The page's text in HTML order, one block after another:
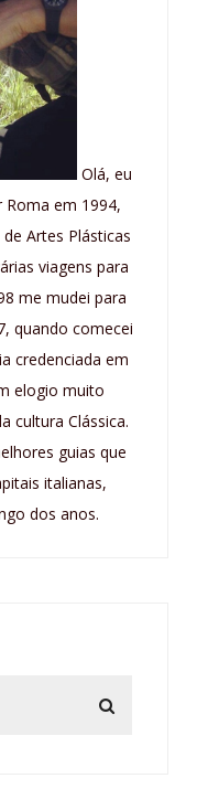
Olá, eu
Roma em 1994,
Artes Plásticas
viagens para
me mudei para
quando comecei
credenciada em
elogio muito
cultura Clássica.
guias que
italianas,
dos anos.